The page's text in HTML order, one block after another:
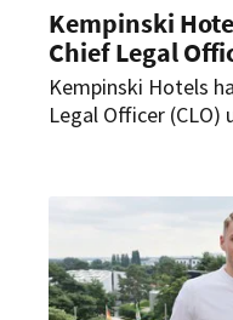
Kempinski
Chief Legal
Kempinski Hotels
Legal Officer (CLO)
wie auch die
und die Corporate
Luxushotelgruppe